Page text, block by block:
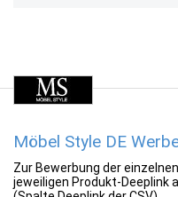
Möbel Style DE
Zur Bewerbung der
jeweiligen Produkt-Deeplink